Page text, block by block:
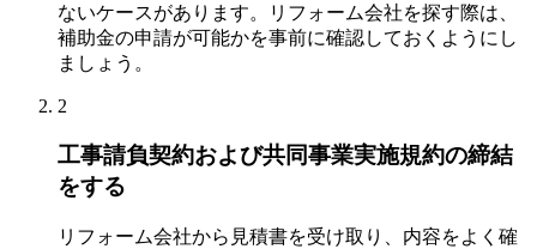
ないケースがあります。リフォーム会社を探す際は、
補助金の申請が可能かを事前に確認しておくようにし
ましょう。
2
工事請負契約および共同事業実施規約の締結
をする
リフォーム会社から見積書を受け取り、内容をよく確